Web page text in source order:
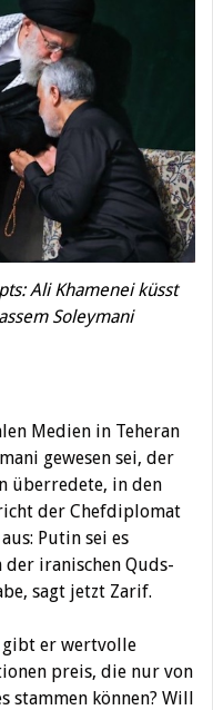
Ali Khamenei küsst
Soleymani
Medien in Teheran
gewesen sei, der
überredete, in den
der Chefdiplomat
Putin sei es
der iranischen Quds-
sagt jetzt Zarif.
gibt er wertvolle
preis, die nur von
stammen können? Will